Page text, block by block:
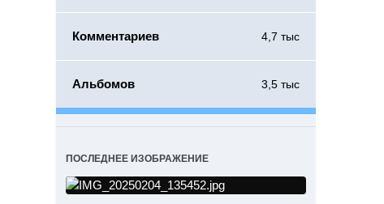
Комментариев 4,7 тыс
Альбомов 3,5 тыс
ПОСЛЕДНЕЕ ИЗОБРАЖЕНИЕ